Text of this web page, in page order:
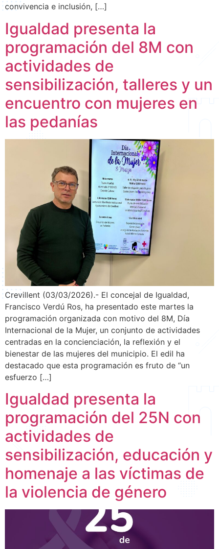
convivencia e inclusión, […]
Igualdad presenta la
programación del 8M con
actividades de
sensibilización, talleres y un
encuentro con mujeres en
las pedanías
Crevillent (03/03/2026).- El concejal de Igualdad,
Francisco Verdú Ros, ha presentado este martes la
programación organizada con motivo del 8M, Día
Internacional de la Mujer, un conjunto de actividades
centradas en la concienciación, la reflexión y el
bienestar de las mujeres del municipio. El edil ha
destacado que esta programación es fruto de “un
esfuerzo […]
Igualdad presenta la
programación del 25N con
actividades de
sensibilización, educación y
homenaje a las víctimas de
la violencia de género